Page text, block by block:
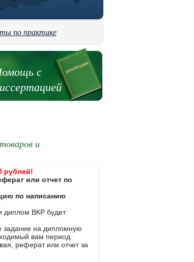
по практике
с
и
рублей!
или отчет по
по написанию
диплом ВКР будет
задание на дипломную
вам период.
реферат или отчет за